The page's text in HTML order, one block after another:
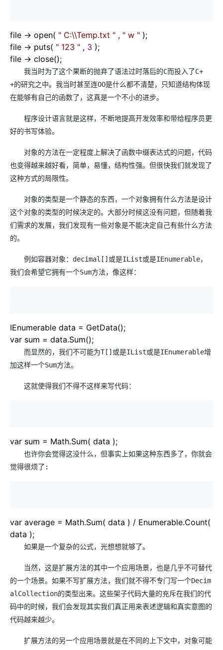
file -> open( " C:\\Temp.txt " , " w " );
file -> puts( " 123 " , 3 );
file -> close();
我当时为了这个果断的抛弃了语法过时落后的C而投入了C+
+的研究之中。我当时甚至连OO是什么都不清楚，只知道结构体现
在能够有自己的函数了，这真是一个不小的进步。
程序设计语言就是这样，不断地提高开发效率和带给程序员更
好的书写体验。
对象的方法在一定程度上解决了函数中缀表达式的问题，代码
也变得越来越好看，简单，易懂，结构性强。但很快我们就发现了
这种方式的局限性。
对象的类型是一个静态的东西，一个对象拥有什么方法是设计
这个对象的类型的时候决定的。大部分时候这没有问题，但随着我
们需求的发展，我们发现有一些对象是不能决定自己有些什么方法
的。
例如容器对象：decimal[]或是IList或是IEnumerable，
我们会希望它拥有一个Sum方法，像这样：
IEnumerable data = GetData();
var sum = data.Sum();
而显然的，我们不可能为T[]或是IList或是IEnumerable增
加这样一个Sum方法。
这就使得我们不得不这样来写代码：
var sum = Math.Sum( data );
也许你会觉得这没什么，但事实上如果这种东西多了，你就会
觉得很烦了:
var average = Math.Sum( data ) / Enumerable.Count(
data );
如果是一个复杂的公式，光想想就够了。
当然，这是扩展方法的其中一个应用场景，也是几乎不可替代
的一个场景。如果不写扩展方法，我们就不得不专门写一个Decim
alCollection的类型出来。这些架子代码大量的充斥在我们的代
码中的时候，我们会发现其实我们真正用来表述逻辑和真实意图的
代码越来越少。
扩展方法的另一个应用场景就是在不同的上下文中，对象可能